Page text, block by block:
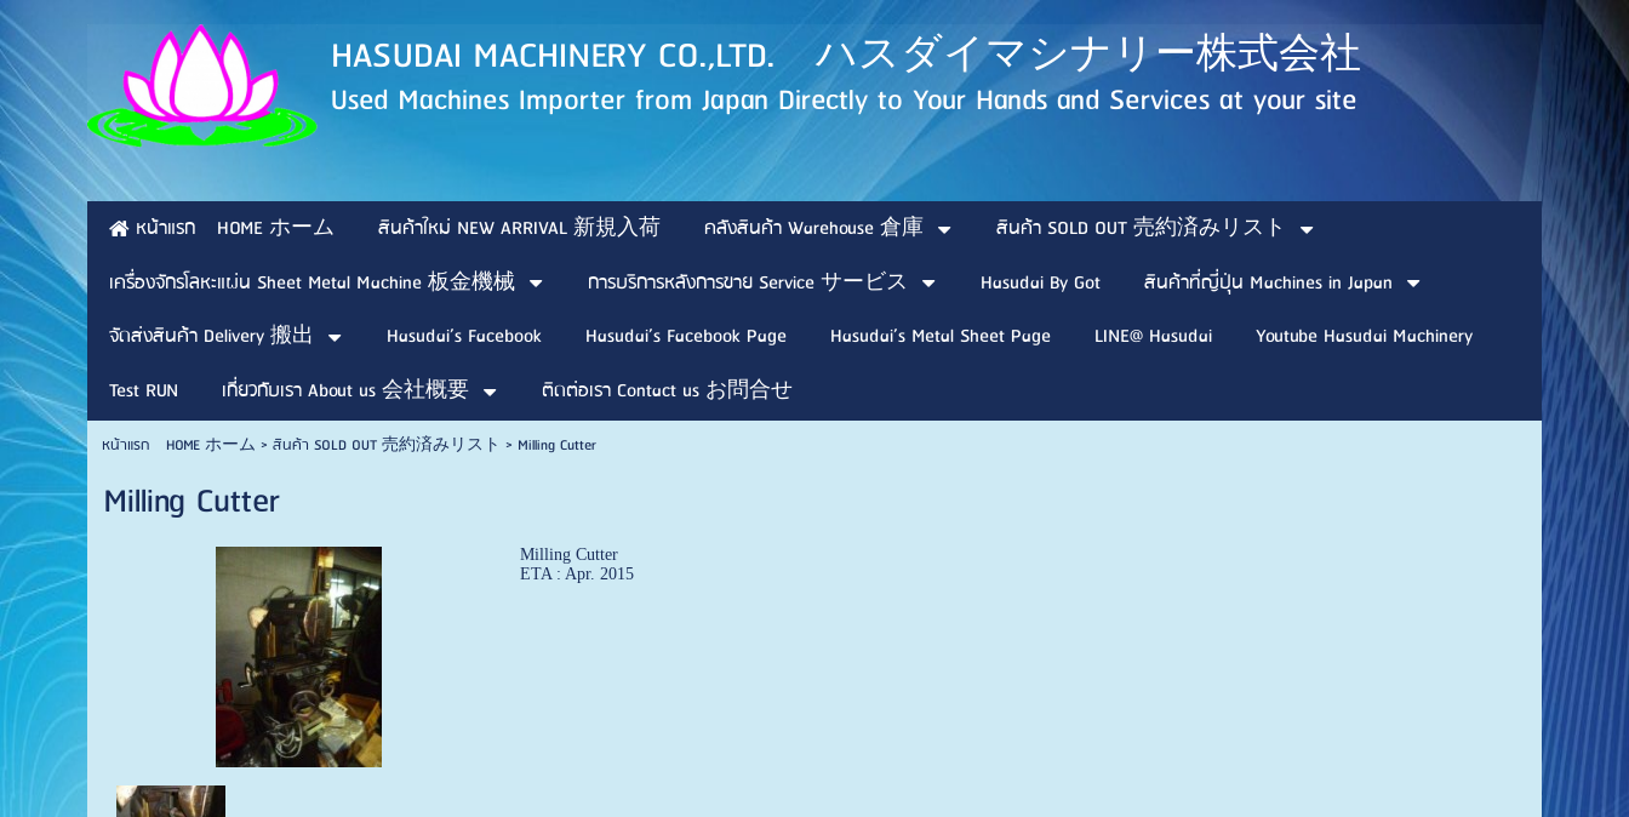
HASUDAI MACHINERY CO.,LTD. ハスダイマシナリー株式会社
Used Machines Importer from Japan Directly to Your Hands and Services at your site
หน้าแรก HOME ホーム สินค้าใหม่ NEW ARRIVAL 新規入荷 คลังสินค้า Warehouse 倉庫
สินค้า SOLD OUT 売約済みリスト
เครื่องจักรโลหะแผ่น Sheet Metal Machine 板金機械
การบริการหลังการขาย Service サービス Hasudai By Got
สินค้าที่ญี่ปุ่น Machines in Japan
จัดส่งสินค้า Delivery 搬出
Hasudai’s Facebook Hasudai’s Facebook Page Hasudai’s Metal Sheet Page LINE@ Hasudai
Youtube Hasudai Machinery
Test RUN
เกี่ยวกับเรา About us 会社概要 ติดต่อเรา Contact us お問合せ
หน้าแรก HOME ホーム >สินค้า SOLD OUT 売約済みリスト > Milling Cutter
Milling Cutter
Milling Cutter
ETA : Apr. 2015